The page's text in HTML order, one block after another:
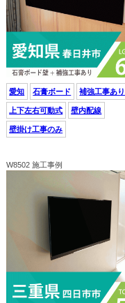
愛知 石膏ボード 補強工事あり
上下左右可動式 壁内配線
壁掛け工事のみ
W8502 施工事例